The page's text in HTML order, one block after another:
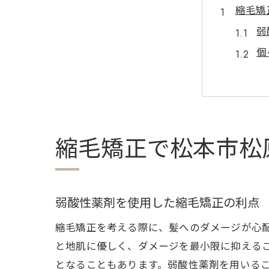
縮毛
松本
縮毛矯正で松本市
弱酸性薬剤を使用した縮毛矯正の利点
縮毛矯正を考える際に、髪へのダメージが心
と地肌に優しく、ダメージを最小限に抑え
となることもあります。弱酸性薬剤を用い